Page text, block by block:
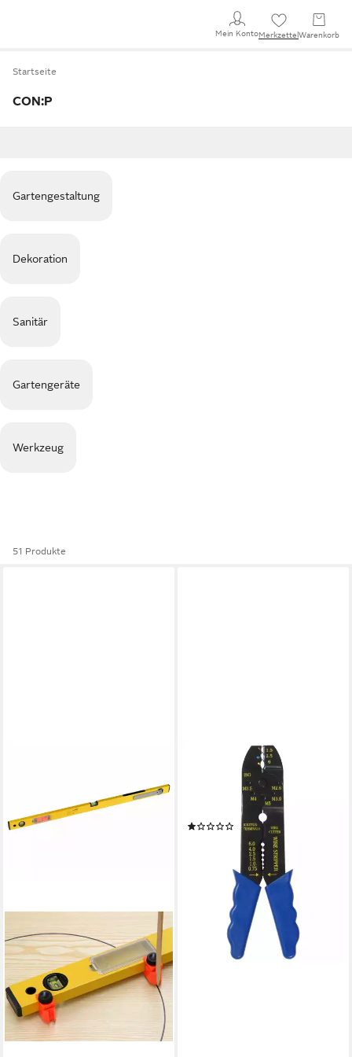
Mein KontoMerkzettel Warenkorb
Startseite
CON:P
Gartengestaltung
Dekoration
Sanitär
Gartengeräte
Werkzeug
51 Produkte
Kabelzange Werkzeyt
Kabelschuh-Klemm-
Abisolierzange 210 mm
(1)
lieferbar - in 4-5 Werktagen bei dir